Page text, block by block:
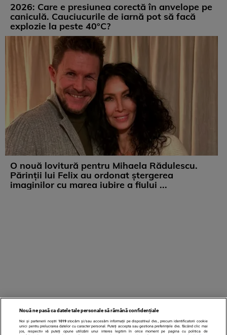
2026: Care e presiunea corectă în anvelope pe
caniculă. Cauciucurile de iarnă pot să facă
explozie la peste 40°C?
O nouă lovitură pentru Mihaela Rădulescu.
Părinții lui Felix au ordonat ștergerea
imaginilor cu marea iubire a fiului ...
Nouă ne pasă ca datele tale personale să rămână confidențiale
Noi și partenerii noștri 1019stocăm și/sau accesăm informații pe dispozitivul dvs., precum identificatorii cookie
unici pentru prelucrarea datelor cu caracter personal. Puteți accepta sau gestiona preferințele dvs. făcând clic mai
jos, respectiv vă puteți opune utilizării unui interes legitim în orice moment pe pagina cu politica de